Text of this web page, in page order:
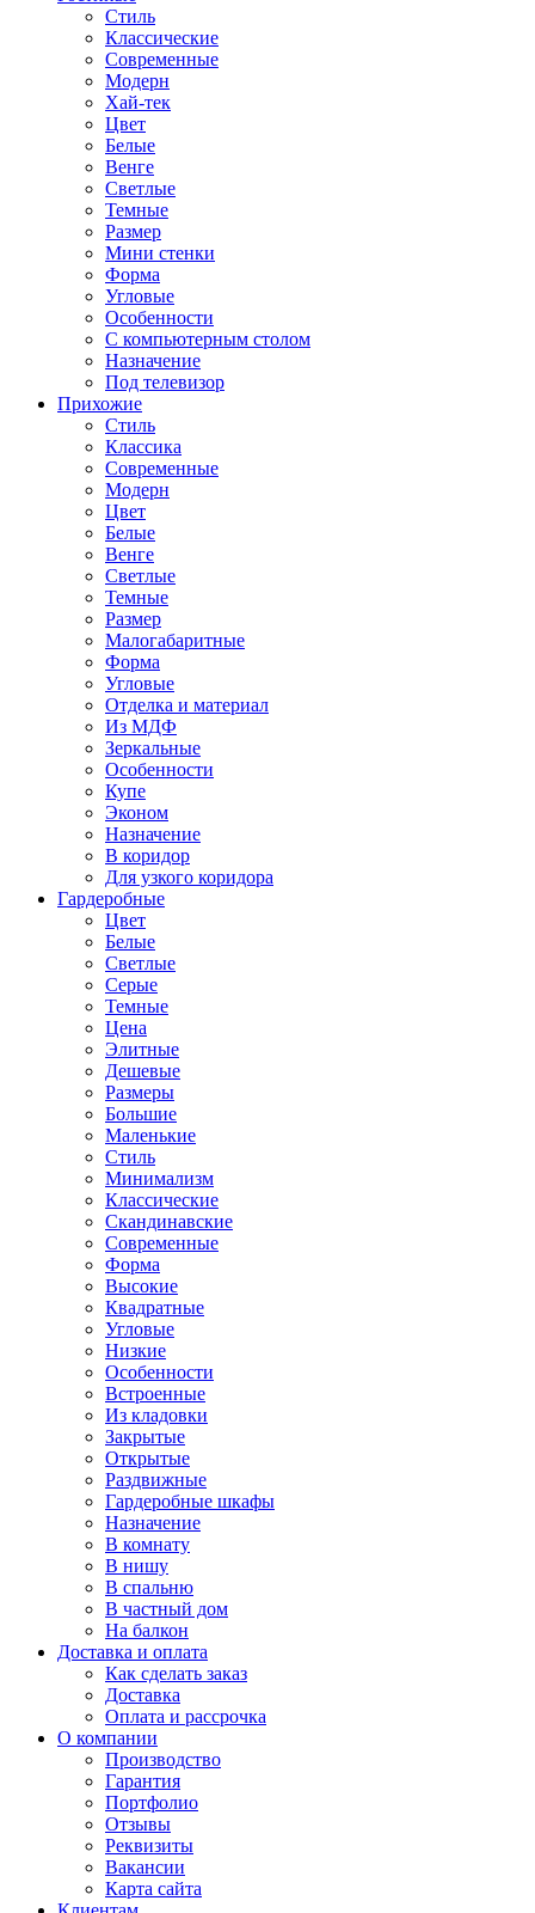
Стиль
Классические
Современные
Модерн
Хай-тек
Цвет
Белые
Венге
Светлые
Темные
Размер
Мини стенки
Форма
Угловые
Особенности
С компьютерным столом
Назначение
Под телевизор
Прихожие
Стиль
Классика
Современные
Модерн
Цвет
Белые
Венге
Светлые
Темные
Размер
Малогабаритные
Форма
Угловые
Отделка и материал
Из МДФ
Зеркальные
Особенности
Купе
Эконом
Назначение
В коридор
Для узкого коридора
Гардеробные
Цвет
Белые
Светлые
Серые
Темные
Цена
Элитные
Дешевые
Размеры
Большие
Маленькие
Стиль
Минимализм
Классические
Скандинавские
Современные
Форма
Высокие
Квадратные
Угловые
Низкие
Особенности
Встроенные
Из кладовки
Закрытые
Открытые
Раздвижные
Гардеробные шкафы
Назначение
В комнату
В нишу
В спальню
В частный дом
На балкон
Доставка и оплата
Как сделать заказ
Доставка
Оплата и рассрочка
О компании
Производство
Гарантия
Портфолио
Отзывы
Реквизиты
Вакансии
Карта сайта